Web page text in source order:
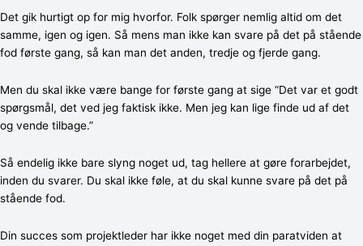
Det gik hurtigt op for mig hvorfor. Folk spørger nemlig altid om det
samme, igen og igen. Så mens man ikke kan svare på det på stående
fod første gang, så kan man det anden, tredje og fjerde gang.
Men du skal ikke være bange for første gang at sige “Det var et godt
spørgsmål, det ved jeg faktisk ikke. Men jeg kan lige finde ud af det
og vende tilbage.”
Så endelig ikke bare slyng noget ud, tag hellere at gøre forarbejdet,
inden du svarer. Du skal ikke føle, at du skal kunne svare på det på
stående fod.
Din succes som projektleder har ikke noget med din paratviden at